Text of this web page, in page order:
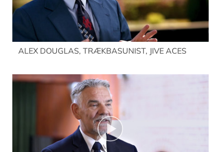
ALEX DOUGLAS, TRÆKBASUNIST, JIVE ACES